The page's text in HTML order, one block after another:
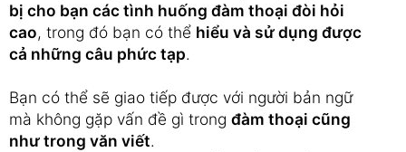
bị cho bạn các tình huống đàm thoại đòi hỏi
cao, trong đó bạn có thể hiểu và sử dụng được
cả những câu phức tạp.
Bạn có thể sẽ giao tiếp được với người bản ngữ
mà không gặp vấn đề gì trong đàm thoại cũng
như trong văn viết.